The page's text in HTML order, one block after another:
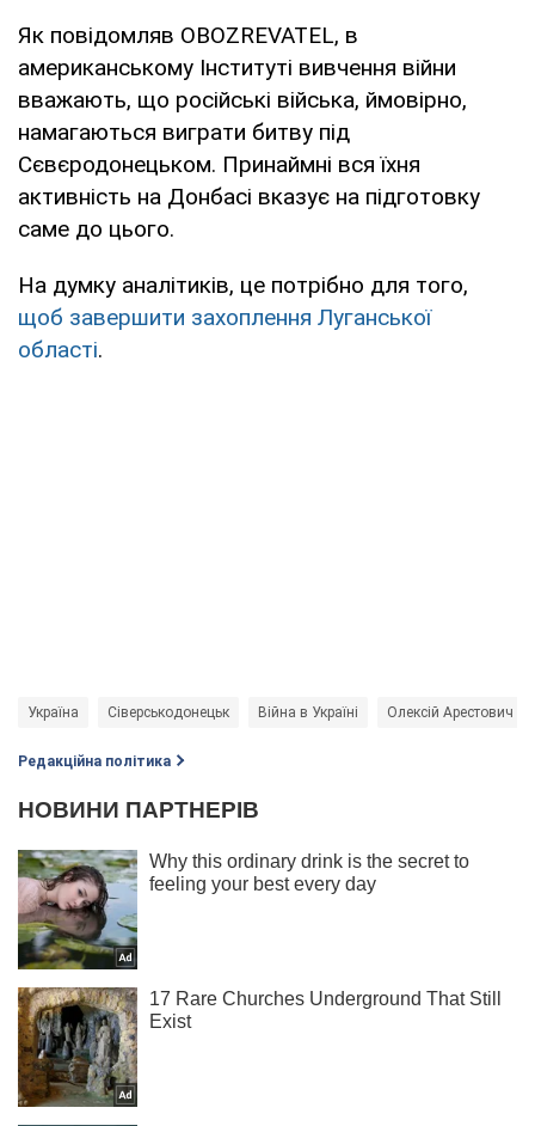
Як повідомляв OBOZREVATEL, в
американському Інституті вивчення війни
вважають, що російські війська, ймовірно,
намагаються виграти битву під
Сєвєродонецьком. Принаймні вся їхня
активність на Донбасі вказує на підготовку
саме до цього.
На думку аналітиків, це потрібно для того,
щоб завершити захоплення Луганської
області.
Україна Сіверськодонецьк Війна в Україні Олексій Арестович
Редакційна політика